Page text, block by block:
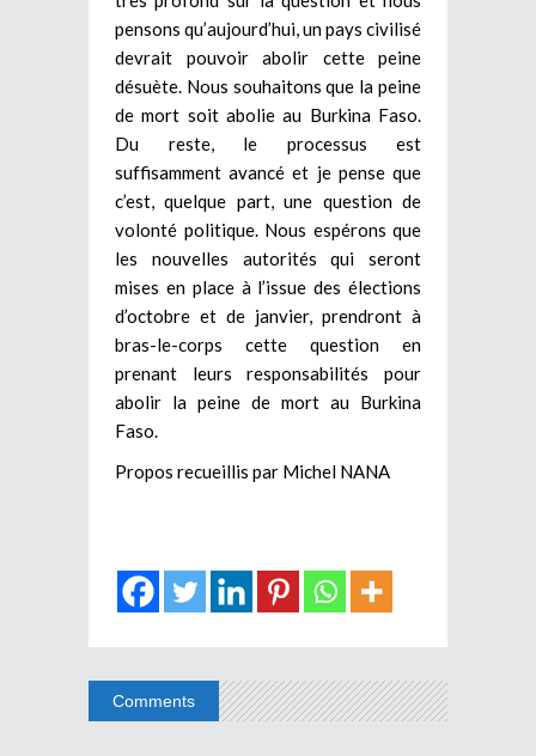
pensons qu’aujourd’hui, un pays civilisé
devrait pouvoir abolir cette peine
désuète. Nous souhaitons que la peine
de mort soit abolie au Burkina Faso.
Du reste, le processus est
suffisamment avancé et je pense que
c’est, quelque part, une question de
volonté politique. Nous espérons que
les nouvelles autorités qui seront
mises en place à l’issue des élections
d’octobre et de janvier, prendront à
bras-le-corps cette question en
prenant leurs responsabilités pour
abolir la peine de mort au Burkina
Faso.
Propos recueillis par Michel NANA
Comments